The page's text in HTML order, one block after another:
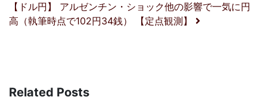
【ドル円】 アルゼンチン・ショック他の影響で一気に円
高（執筆時点で102円34銭） 【定点観測】
Related Posts